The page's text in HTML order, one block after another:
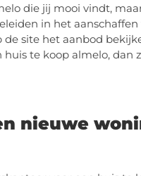
die jij mooi vindt,
in het
site het aanbod
te koop almelo,
nieuwe